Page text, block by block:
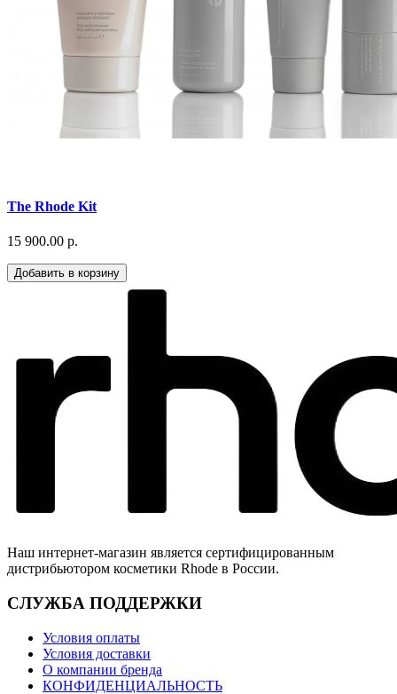
The Rhode Kit
15 900.00 р.
Добавить в корзину
Наш интернет-магазин является сертифицированным
дистрибьютором косметики Rhode в России.
СЛУЖБА ПОДДЕРЖКИ
Условия оплаты
Условия доставки
О компании бренда
КОНФИДЕНЦИАЛЬНОСТЬ